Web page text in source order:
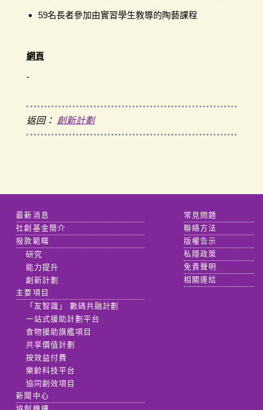
59名長者參加由實習學生教導的陶藝課程
網頁
-
返回： 創新計劃
最新消息
社創基金簡介
撥款範疇
研究
能力提升
創新計劃
主要項目
「友智識」 數碼共融計劃
一站式援助計劃平台
食物援助旗艦項目
共享價值計劃
按效益付費
樂齡科技平台
協同創效項目
新聞中心
常見問題
聯絡方法
版權告示
私隱政策
免責聲明
相關連結